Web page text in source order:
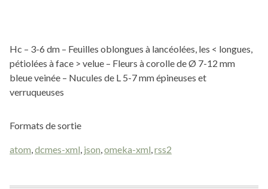
Hc – 3-6 dm – Feuilles oblongues à lancéolées, les < longues,
pétiolées à face > velue – Fleurs à corolle de Ø 7-12 mm
bleue veinée – Nucules de L 5-7 mm épineuses et
verruqueuses
Formats de sortie
atom,dcmes-xml, json,omeka-xml,rss2